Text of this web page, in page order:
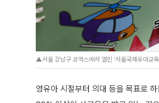
▲서울 강남구 코엑스에서 열린 '서울국제유아교
영유아 시절부터 의대 등을 목표로